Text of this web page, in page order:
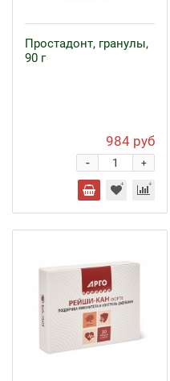
Простадонт, гранулы,
90 г
984 руб
+
-